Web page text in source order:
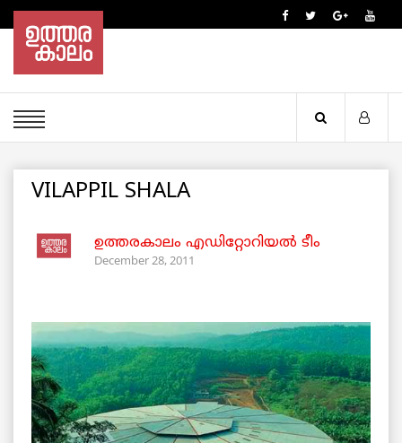
VILAPPIL SHALA
ഉത്തരകാലം എഡിറ്റോറിയല്‍ ടീം
December 28, 2011